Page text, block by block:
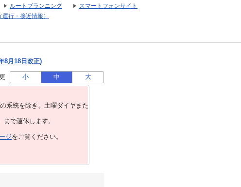
ルートプランニング
スマートフォンサイト
行・接近情報）
8月18日改正)
小 中 大
系統を除き、⼟曜ダイヤまた
で運休します。
ジをご覧ください。